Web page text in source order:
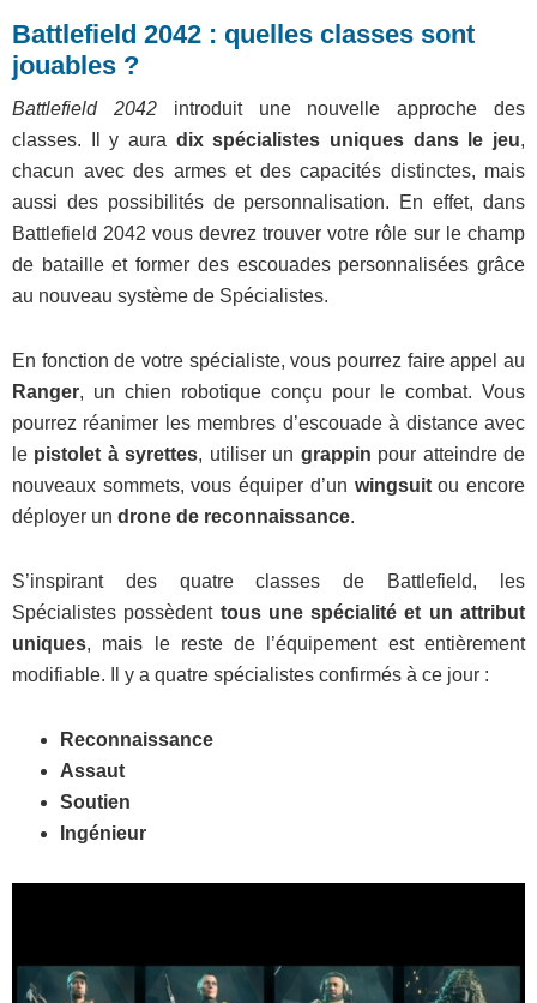
Battlefield 2042 : quelles classes sont
jouables ?
Battlefield 2042introduit une nouvelle approche des
classes. Il y aura dix spécialistes uniques dans le jeu,
chacun avec des armes et des capacités distinctes, mais
aussi des possibilités de personnalisation. En effet, dans
Battlefield 2042 vous devrez trouver votre rôle sur le champ
de bataille et former des escouades personnalisées grâce
au nouveau système de Spécialistes.
En fonction de votre spécialiste, vous pourrez faire appel au
Ranger, un chien robotique conçu pour le combat. Vous
pourrez réanimer les membres d’escouade à distance avec
le pistolet à syrettes, utiliser un grappin pour atteindre de
nouveaux sommets, vous équiper d’un wingsuitou encore
déployer un drone de reconnaissance.
S’inspirant des quatre classes de Battlefield, les
Spécialistes possèdenttous une spécialité et un attribut
uniques, mais le reste de l’équipement est entièrement
modifiable. Il y a quatre spécialistes confirmés à ce jour :
Reconnaissance
Assaut
Soutien
Ingénieur